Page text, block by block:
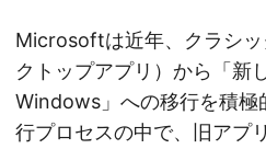
Microsoftは近年、クラシ
クトップアプリ）から「新
Windows」への移行を積極
行プロセスの中で、旧アプ